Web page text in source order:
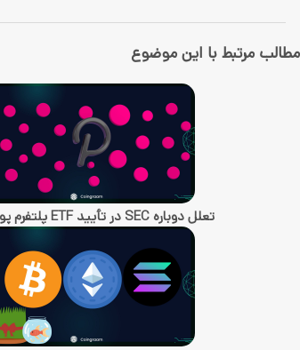
مطالب مرتبط با این موضوع
تعلل دوباره SEC در تأیید ETF پلتفرم پولکادات